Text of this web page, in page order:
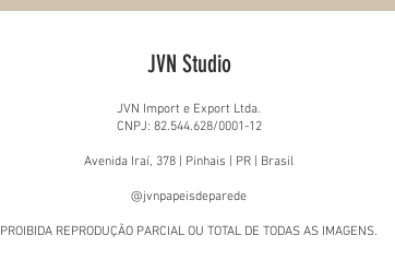
JVN Studio
JVN Import e Export Ltda.
CNPJ: 82.544.628/0001-12
Avenida Iraí, 378 | Pinhais | PR | Brasil
@jvnpapeisdeparede
PROIBIDA REPRODUÇÃO PARCIAL OU TOTAL DE TODAS AS IMAGENS.